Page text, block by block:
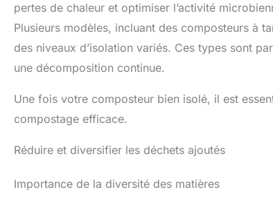
pertes de chaleur et optimiser l’activité
Plusieurs modèles, incluant des composteurs à
des niveaux d’isolation variés. Ces types sont
une décomposition continue.
Une fois votre composteur bien isolé, il est
compostage efficace.
Réduire et diversifier les déchets ajoutés
Importance de la diversité des matières